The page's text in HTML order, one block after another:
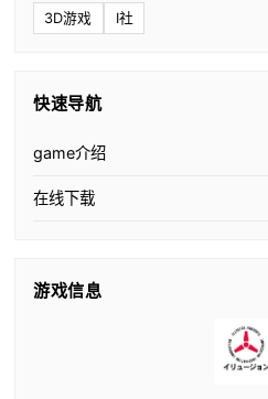
3D游戏 I社
快速导航
game介绍
在线下载
游戏信息